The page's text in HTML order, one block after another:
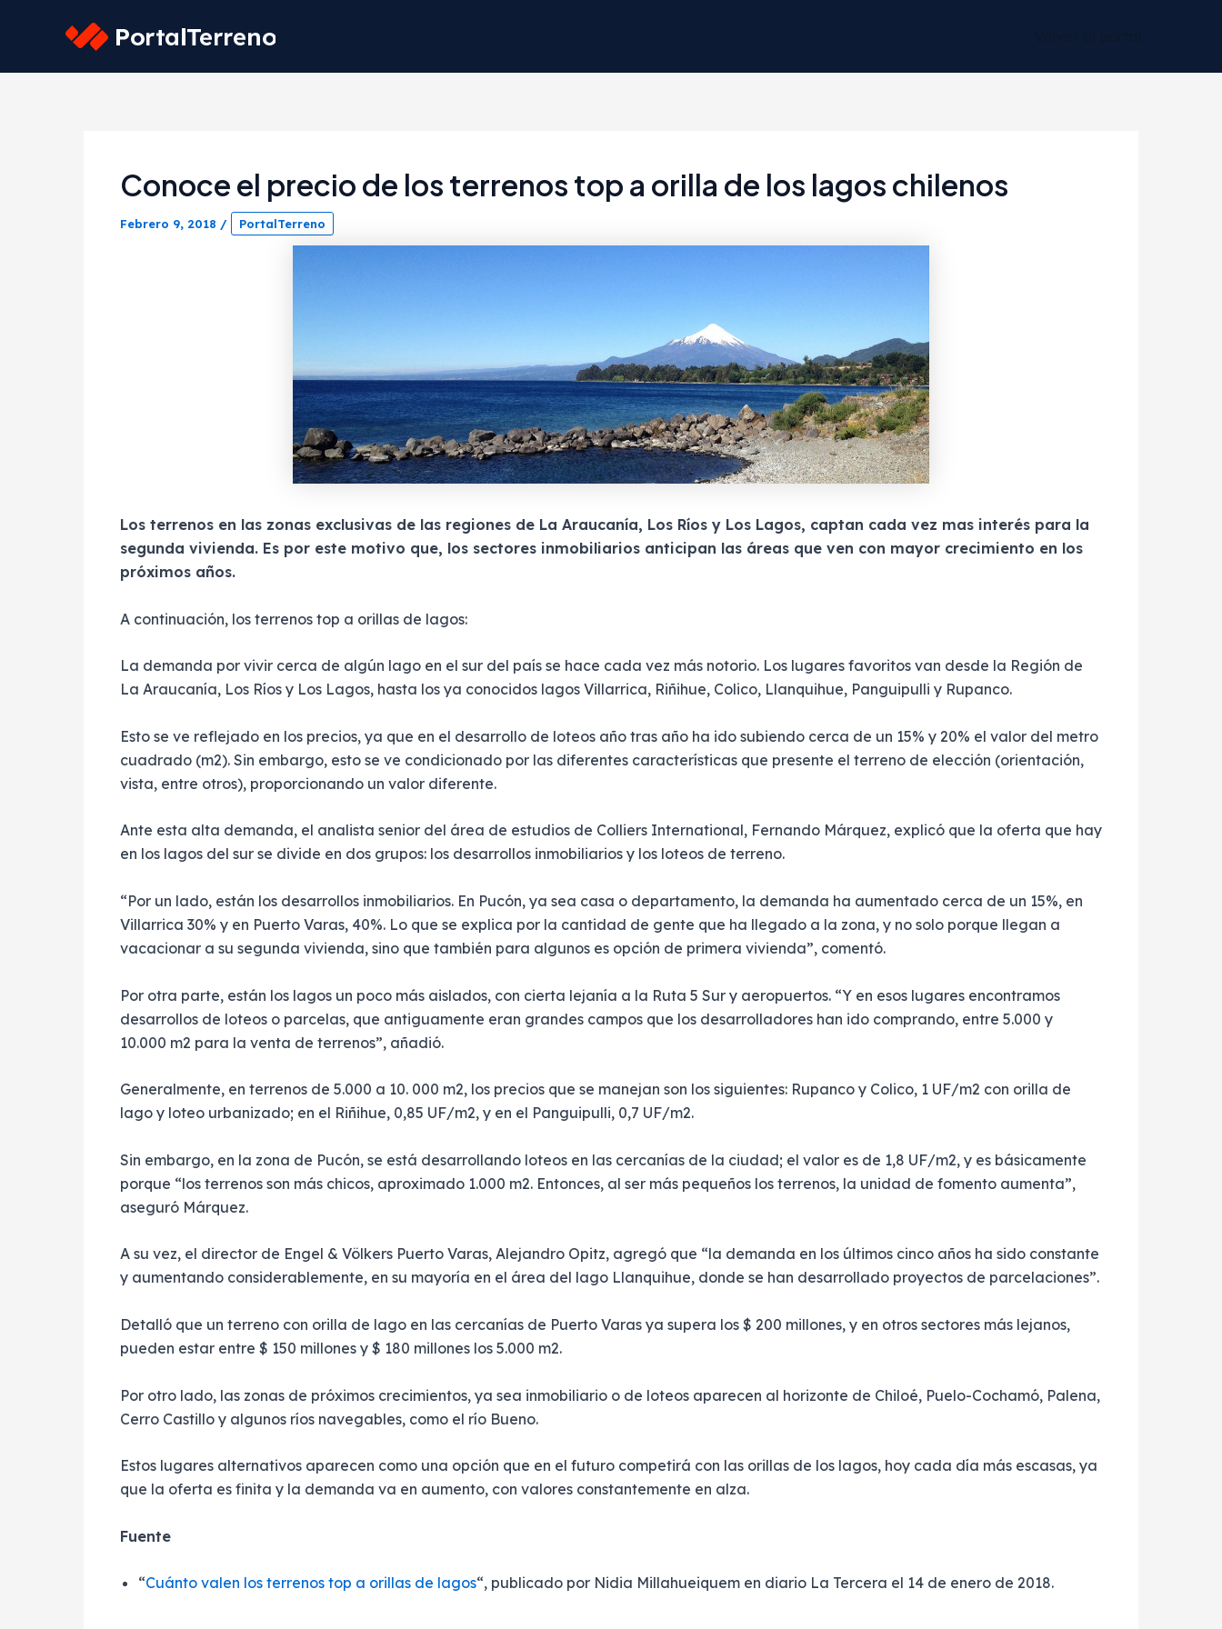
Conoce el precio de los terrenos top a orilla de los lagos chilenos
Febrero 9, 2018 / PortalTerreno
Los terrenos en las zonas exclusivas de las regiones de La Araucanía, Los Ríos y Los Lagos, captan cada vez mas interés para la
segunda vivienda. Es por este motivo que, los sectores inmobiliarios anticipan las áreas que ven con mayor crecimiento en los
próximos años.
A continuación, los terrenos top a orillas de lagos:
La demanda por vivir cerca de algún lago en el sur del país se hace cada vez más notorio. Los lugares favoritos van desde la Región de
La Araucanía, Los Ríos y Los Lagos, hasta los ya conocidos lagos Villarrica, Riñihue, Colico, Llanquihue, Panguipulli y Rupanco.
Esto se ve reflejado en los precios, ya que en el desarrollo de loteos año tras año ha ido subiendo cerca de un 15% y 20% el valor del metro
cuadrado (m2). Sin embargo, esto se ve condicionado por las diferentes características que presente el terreno de elección (orientación,
vista, entre otros), proporcionando un valor diferente.
Ante esta alta demanda, el analista senior del área de estudios de Colliers International, Fernando Márquez, explicó que la oferta que hay
en los lagos del sur se divide en dos grupos: los desarrollos inmobiliarios y los loteos de terreno.
“Por un lado, están los desarrollos inmobiliarios. En Pucón, ya sea casa o departamento, la demanda ha aumentado cerca de un 15%, en
Villarrica 30% y en Puerto Varas, 40%. Lo que se explica por la cantidad de gente que ha llegado a la zona, y no solo porque llegan a
vacacionar a su segunda vivienda, sino que también para algunos es opción de primera vivienda”, comentó.
Por otra parte, están los lagos un poco más aislados, con cierta lejanía a la Ruta 5 Sur y aeropuertos. “Y en esos lugares encontramos
desarrollos de loteos o parcelas, que antiguamente eran grandes campos que los desarrolladores han ido comprando, entre 5.000 y
10.000 m2 para la venta de terrenos”, añadió.
Generalmente, en terrenos de 5.000 a 10. 000 m2, los precios que se manejan son los siguientes: Rupanco y Colico, 1 UF/m2 con orilla de
lago y loteo urbanizado; en el Riñihue, 0,85 UF/m2, y en el Panguipulli, 0,7 UF/m2.
Sin embargo, en la zona de Pucón, se está desarrollando loteos en las cercanías de la ciudad; el valor es de 1,8 UF/m2, y es básicamente
porque “los terrenos son más chicos, aproximado 1.000 m2. Entonces, al ser más pequeños los terrenos, la unidad de fomento aumenta”,
aseguró Márquez.
A su vez, el director de Engel & Völkers Puerto Varas, Alejandro Opitz, agregó que “la demanda en los últimos cinco años ha sido constante
y aumentando considerablemente, en su mayoría en el área del lago Llanquihue, donde se han desarrollado proyectos de parcelaciones”.
Detalló que un terreno con orilla de lago en las cercanías de Puerto Varas ya supera los $ 200 millones, y en otros sectores más lejanos,
pueden estar entre $ 150 millones y $ 180 millones los 5.000 m2.
Por otro lado, las zonas de próximos crecimientos, ya sea inmobiliario o de loteos aparecen al horizonte de Chiloé, Puelo-Cochamó, Palena,
Cerro Castillo y algunos ríos navegables, como el río Bueno.
Estos lugares alternativos aparecen como una opción que en el futuro competirá con las orillas de los lagos, hoy cada día más escasas, ya
que la oferta es finita y la demanda va en aumento, con valores constantemente en alza.
Fuente
“Cuánto valen los terrenos top a orillas de lagos“, publicado por Nidia Millahueiquem en diario La Tercera el 14 de enero de 2018.